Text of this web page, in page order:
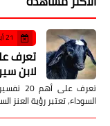
21 أبريل 2022
لابن
تعرف
السوداء، تعتبر رؤية العنز